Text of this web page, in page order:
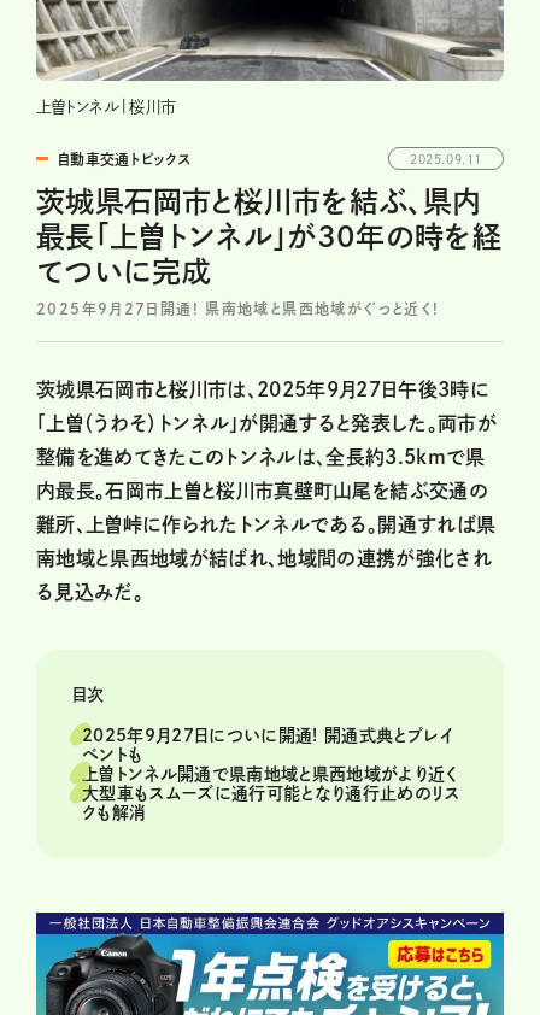
上曽トンネル|桜川市
自動車交通トピックス 2025.09.11
茨城県石岡市と桜川市を結ぶ、県内
最長「上曽トンネル」が30年の時を経
てついに完成
2025年9月27日開通! 県南地域と県西地域がぐっと近く!
茨城県石岡市と桜川市は、2025年9月27日午後3時に
「上曽（うわそ）トンネル」が開通すると発表した。両市が
整備を進めてきたこのトンネルは、全長約3.5kmで県
内最長。石岡市上曽と桜川市真壁町山尾を結ぶ交通の
難所、上曽峠に作られたトンネルである。開通すれば県
南地域と県西地域が結ばれ、地域間の連携が強化され
る見込みだ。
目次
2025年9月27日についに開通! 開通式典とプレイ
ベントも
上曽トンネル開通で県南地域と県西地域がより近く
大型車もスムーズに通行可能となり通行止めのリス
クも解消